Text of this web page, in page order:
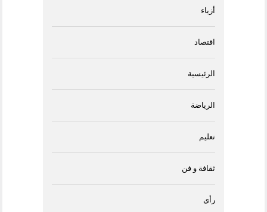
أزياء
اقتصاد
الرئيسية
الرياضة
تعليم
ثقافة و فن
رأى